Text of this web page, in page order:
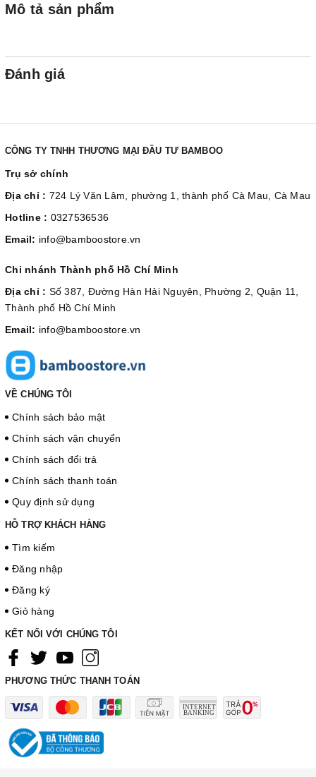
Mô tả sản phẩm
Đánh giá
CÔNG TY TNHH THƯƠNG MẠI ĐẦU TƯ BAMBOO
Trụ sở chính
Địa chỉ : 724 Lý Văn Lâm, phường 1, thành phố Cà Mau, Cà Mau
Hotline : 0327536536
Email: info@bamboostore.vn
Chi nhánh Thành phố Hồ Chí Minh
Địa chỉ : Số 387, Đường Hàn Hải Nguyên, Phường 2, Quận 11,
Thành phố Hồ Chí Minh
Email: info@bamboostore.vn
VỀ CHÚNG TÔI
Chính sách bảo mật
Chính sách vận chuyển
Chính sách đổi trả
Chính sách thanh toán
Quy định sử dụng
HỖ TRỢ KHÁCH HÀNG
Tìm kiếm
Đăng nhập
Đăng ký
Giỏ hàng
KẾT NỐI VỚI CHÚNG TÔI
PHƯƠNG THỨC THANH TOÁN